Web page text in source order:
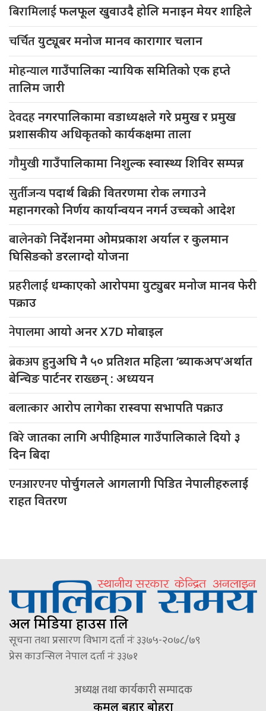
बिरामिलाईफलफूल खुवाउदै होलि मनाइन मेयर शाहिले
चर्चितयुट्यूबर मनोज मानव कारागार चलान
मोहन्यालगाउँपालिका न्यायिक समितिको एक हप्ते
तालिम जारी
देवदहनगरपालिकामा वडाध्यक्षले गरे प्रमुख र प्रमुख
प्रशासकीय अधिकृतको कार्यकक्षमा ताला
गौमुखीगाउँपालिकामा निशुल्क स्वास्थ्य शिविर सम्पन्न
सुर्तीजन्यपदार्थ बिक्री वितरणमा रोक लगाउने
महानगरको निर्णय कार्यान्वयन नगर्न उच्चको आदेश
बालेनकोनिर्देशनमा ओमप्रकाश अर्याल र कुलमान
घिसिङको डरलाग्दो योजना
प्रहरीलाई धम्काएको आरोपमा युट्युबर मनोज मानव फेरी
पक्राउ
नेपालमाआयो अनर X7D मोबाइल
ब्रेकअपहुनुअघि नै ५० प्रतिशत महिला ‘ब्याकअप’अर्थात
बेन्चिङ पार्टनर राख्छन् : अध्ययन
बलात्कारआरोप लागेका रास्वपा सभापति पक्राउ
बिरेजातका लागि अपीहिमाल गाउँपालिकाले दियो ३
दिन बिदा
एनआरएनएपोर्चुगलले आगलागी पिडित नेपालीहरुलाई
राहत वितरण
अल मिडिया हाउस प्रालि
सूचना तथा प्रसारण विभाग दर्ता नंः ३३७५-२०७८/७९
प्रेस काउन्सिल नेपाल दर्ता नंः ३३७१
अध्यक्ष तथा कार्यकारी सम्पादक
कमल बहादुर बोहरा